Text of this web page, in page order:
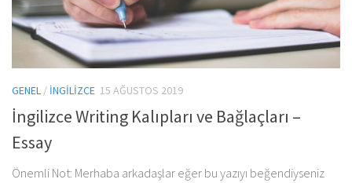
GENEL / İNGILIZCE 15 AĞUSTOS 2019
İngilizce Writing Kalıpları ve Bağlaçları –
Essay
Önemli Not: Merhaba arkadaşlar eğer bu yazıyı beğendiyseniz